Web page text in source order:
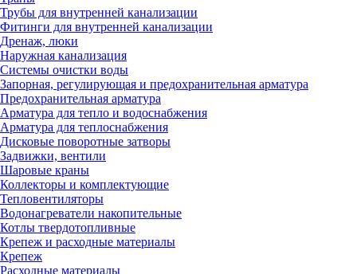
Трубы для внутренней канализации
Фитинги для внутренней канализации
Дренаж, люки
Наружная канализация
Системы очистки воды
Запорная, регулирующая и предохранительная арматура
Предохранительная арматура
Арматура для тепло и водоснабжения
Арматура для теплоснабжения
Дисковые поворотные затворы
Задвижки, вентили
Шаровые краны
Коллекторы и комплектующие
Тепловентиляторы
Водонагреватели накопительные
Котлы твердотопливные
Крепеж и расходные материалы
Крепеж
Расходные материалы